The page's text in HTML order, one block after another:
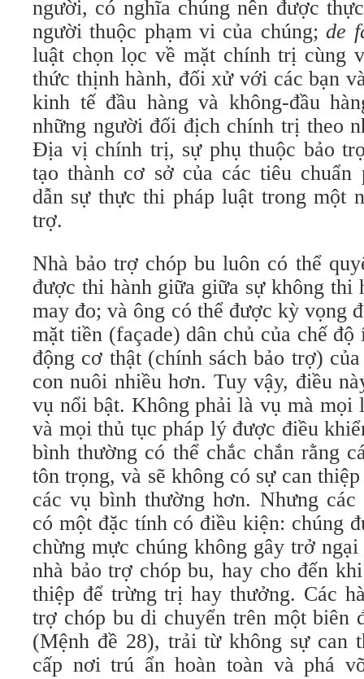
người, có nghĩa chúng nên được
người thuộc phạm vi của chúng;de
luật chọn lọc về mặt chính trị cùng
thức thịnh hành, đối xử với các bạn
kinh tế đầu hàng và không-đầu
những người đối địch chính trị theo
Địa vị chính trị, sự phụ thuộc bảo
tạo thành cơ sở của các tiêu chuẩn
dẫn sự thực thi pháp luật trong một
trợ.
Nhà bảo trợ chóp bu luôn có thể
được thi hành giữa giữa sự không thi
may đo; và ông có thể được kỳ vọng
mặt tiền (façade) dân chủ của chế
động cơ thật (chính sách bảo trợ)
con nuôi nhiều hơn. Tuy vậy, điều
vụ nổi bật. Không phải là vụ mà mọi
và mọi thủ tục pháp lý được điều
bình thường có thể chắc chắn rằng
tôn trọng, và sẽ không có sự can
các vụ bình thường hơn. Nhưng
có một đặc tính có điều kiện: chúng
chừng mực chúng không gây trở
nhà bảo trợ chóp bu, hay cho đến
thiệp để trừng trị hay thưởng. Các
trợ chóp bu di chuyển trên một biên
(Mệnh đề 28), trải từ không sự can
cấp nơi trú ẩn hoàn toàn và phá